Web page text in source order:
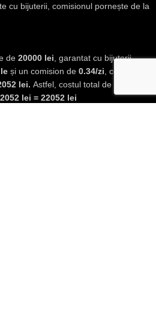
cu bijuterii, comisionul pornește de la
de 20000 lei , garantat cu bijuterii,
și un comision de 0.34/zi , comisionul
lei. Astfel, costul total de
lei = 22052 lei